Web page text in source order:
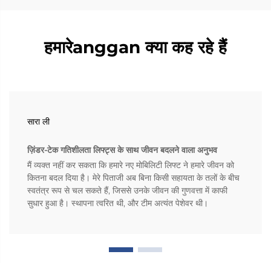
हमारेanggan क्या कह रहे हैं
सारा ली
ज़िंडर-टेक गतिशीलता लिफ्ट्स के साथ जीवन बदलने वाला अनुभव
मैं व्यक्त नहीं कर सकता कि हमारे नए मोबिलिटी लिफ्ट ने हमारे जीवन को
कितना बदल दिया है। मेरे पिताजी अब बिना किसी सहायता के तलों के बीच
स्वतंत्र रूप से चल सकते हैं, जिससे उनके जीवन की गुणवत्ता में काफी
सुधार हुआ है। स्थापना त्वरित थी, और टीम अत्यंत पेशेवर थी।